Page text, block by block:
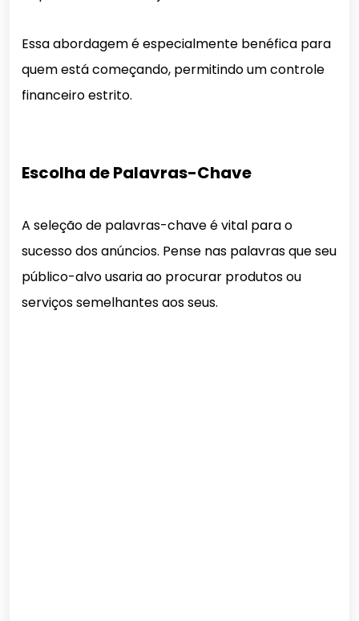
Essa abordagem é especialmente benéfica para
quem está começando, permitindo um controle
financeiro estrito.
Escolha de Palavras-Chave
A seleção de palavras-chave é vital para o
sucesso dos anúncios. Pense nas palavras que seu
público-alvo usaria ao procurar produtos ou
serviços semelhantes aos seus.